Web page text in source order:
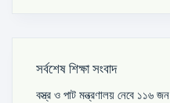
সর্বশেষ শিক্ষা সংবাদ
বস্ত্র ও পাট মন্ত্রণালয় নেবে ১১৬ জন